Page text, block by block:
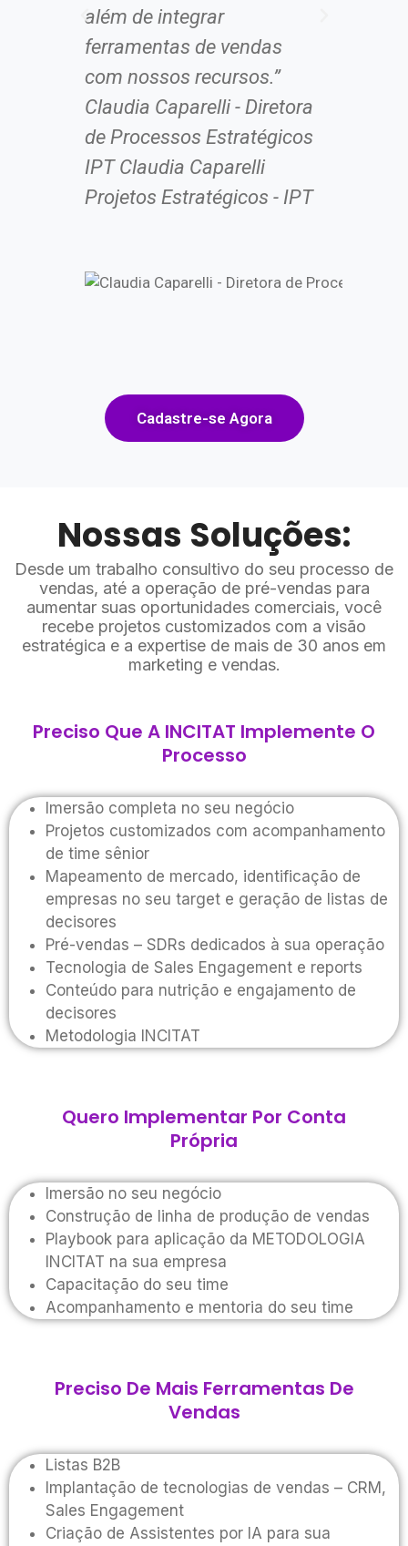
além de integrar
ferramentas de vendas
com nossos recursos.”
Claudia Caparelli - Diretora
de Processos Estratégicos
IPT Claudia Caparelli
Projetos Estratégicos - IPT
Cadastre-se Agora
Nossas Soluções:
Desde um trabalho consultivo do seu processo de
vendas, até a operação de pré-vendas para
aumentar suas oportunidades comerciais, você
recebe projetos customizados com a visão
estratégica e a expertise de mais de 30 anos em
marketing e vendas.
Preciso Que A INCITAT Implemente O
Processo
Imersão completa no seu negócio
Projetos customizados com acompanhamento
de time sênior
Mapeamento de mercado, identificação de
empresas no seu target e geração de listas de
decisores
Pré-vendas – SDRs dedicados à sua operação
Tecnologia de Sales Engagement e reports
Conteúdo para nutrição e engajamento de
decisores
Metodologia INCITAT
Quero Implementar Por Conta
Própria
Imersão no seu negócio
Construção de linha de produção de vendas
Playbook para aplicação da METODOLOGIA
INCITAT na sua empresa
Capacitação do seu time
Acompanhamento e mentoria do seu time
Preciso De Mais Ferramentas De
Vendas
Listas B2B
Implantação de tecnologias de vendas – CRM,
Sales Engagement
Criação de Assistentes por IA para sua